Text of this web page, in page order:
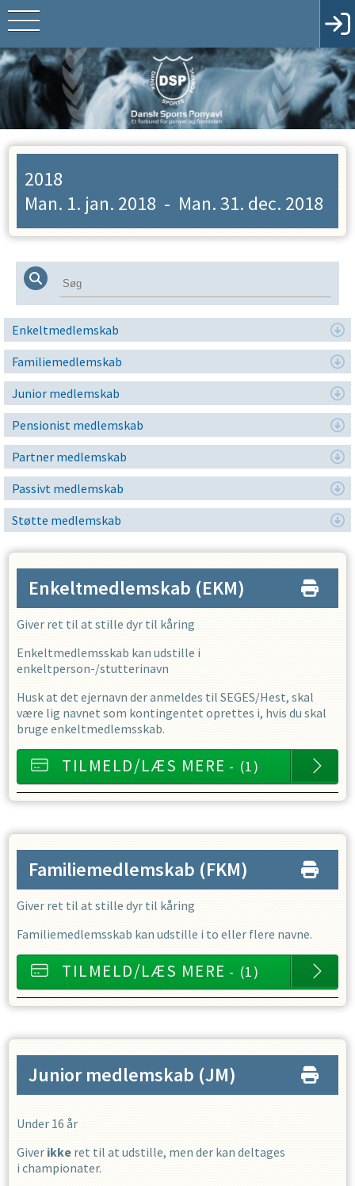
2018
Man. 1. jan. 2018 - Man. 31. dec. 2018
Enkeltmedlemskab
Familiemedlemskab
Junior medlemskab
Pensionist medlemskab
Partner medlemskab
Passivt medlemskab
Støtte medlemskab
Enkeltmedlemskab (EKM)
Giver ret til at stille dyr til kåring
Enkeltmedlemsskab kan udstille i
enkeltperson-/stutterinavn
Husk at det ejernavn der anmeldes til SEGES/Hest, skal
være lig navnet som kontingentet oprettes i, hvis du skal
bruge enkeltmedlemsskab.
TILMELD/LÆS MERE - (1)
Familiemedlemskab (FKM)
Giver ret til at stille dyr til kåring
Familiemedlemsskab kan udstille i to eller flere navne.
TILMELD/LÆS MERE - (1)
Junior medlemskab (JM)
Under 16 år
Giver ikke ret til at udstille, men der kan deltages
i championater.